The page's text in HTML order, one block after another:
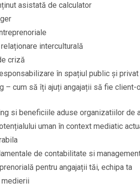
asistată de calculator
interculturală
criză
în spațiul public și privat
– cum să îți ajuți angajații să fie
si beneficiile aduse organizatiilor de
uman în context mediatic
de contabilitate si
pentru angajații tăi, echipa ta
medierii